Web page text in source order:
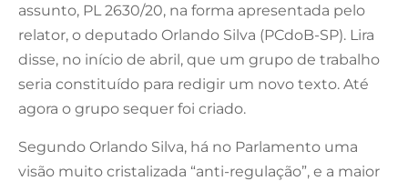
assunto, PL 2630/20, na forma apresentada pelo
relator, o deputado Orlando Silva (PCdoB-SP). Lira
disse, no início de abril, que um grupo de trabalho
seria constituído para redigir um novo texto. Até
agora o grupo sequer foi criado.
Segundo Orlando Silva, há no Parlamento uma
visão muito cristalizada “anti-regulação”, e a maior